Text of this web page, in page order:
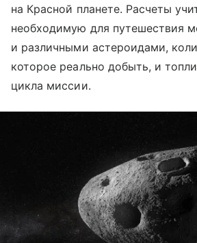
на Красной планете. Расчеты
необходимую для путешествия
и различными астероидами,
которое реально добыть, и
цикла миссии.